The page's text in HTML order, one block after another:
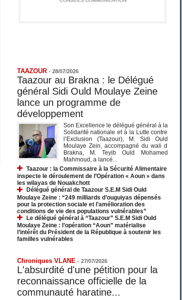
TAAZOUR - 28/07/2026
Taazour au Brakna : le Délégué
général Sidi Ould Moulaye Zeine
lance un programme de
développement
Son Excellence le délégué général à la
Solidarité nationale et à la Lutte contre
l’Exclusion (Taazour), M. Sidi Ould
Moulaye Zein, accompagné du wali d
Brakna, M. Teyib Ould Mohamed
Mahmoud, a lancé...
Taazour : la Commissaire à la Sécurité Alimentaire
inspecte le déroulement de l’Opération « Aoun » dans
les wilayas de Nouakchott
Délégué général de Taazour S.E.M Sidi Ould
Moulaye Zeine : “249 milliards d’ouguiyas dépensés
pour la protection sociale et l’amélioration des
conditions de vie des populations vulnérables”
Le délégué général à “Taazour” S.E.M Sidi Ould
Moulaye Zeine : l’opération “Aoun” matérialise
l’intérêt du Président de la République à soutenir les
familles vulnérables
Chroniques VLANE - 27/07/2026
L'absurdité d'une pétition pour la
reconnaissance officielle de la
communauté haratine...